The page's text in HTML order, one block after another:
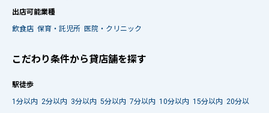
出店可能業種
飲食店 保育・託児所 医院・クリニック
こだわり条件から貸店舗を探す
駅徒歩
1分以内 2分以内 3分以内 5分以内 7分以内 10分以内 15分以内 20分以